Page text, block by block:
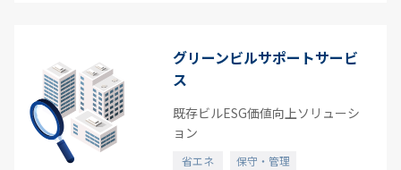
グリーンビルサポートサービ
ス
既存ビルESG価値向上ソリューシ
ョン
省エネ 保守・管理